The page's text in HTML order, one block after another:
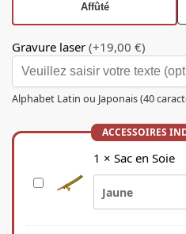
Affûté
Gravure laser (+19,00 €)
Alphabet Latin ou Japonais (40
S
1 × Sac en Soie
Jaune